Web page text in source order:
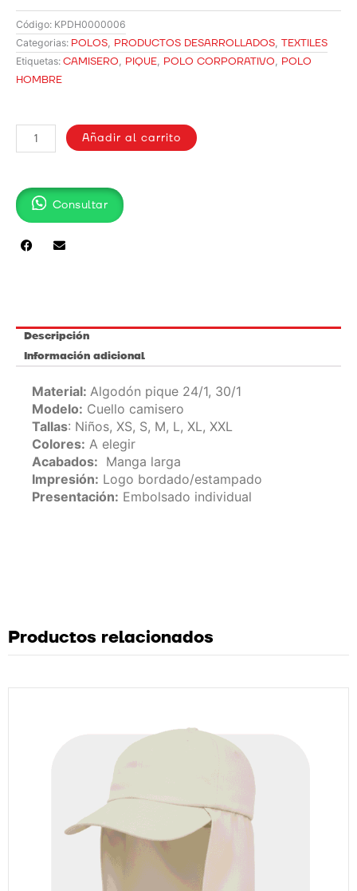
Código: KPDH0000006
Categorias: POLOS, PRODUCTOS DESARROLLADOS, TEXTILES
Etiquetas: CAMISERO, PIQUE, POLO CORPORATIVO, POLO
HOMBRE
ALGODÓN
MANGA
LARGA
HOMBRE
Añadir al carrito
Consultar
Descripción
Información adicional
Material: Algodón pique 24/1, 30/1
Modelo: Cuello camisero
Tallas: Niños, XS, S, M, L, XL, XXL
Colores: A elegir
Acabados: Manga larga
Impresión: Logo bordado/estampado
Presentación: Embolsado individual
Productos relacionados